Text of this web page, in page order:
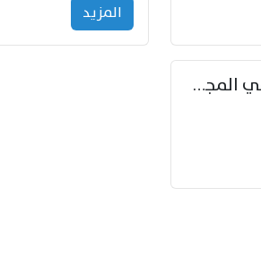
المزید
إنّ أباها وأبا أباها … قد بلغا في المجد غايتاها